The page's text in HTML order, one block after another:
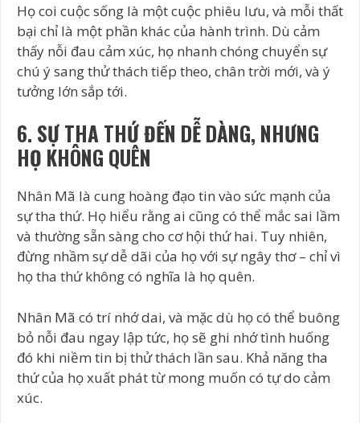
Họ coi cuộc sống là một cuộc phiêu lưu, và mỗi thất
bại chỉ là một phần khác của hành trình. Dù cảm
thấy nỗi đau cảm xúc, họ nhanh chóng chuyển sự
chú ý sang thử thách tiếp theo, chân trời mới, và ý
tưởng lớn sắp tới.
6. SỰ THA THỨ ĐẾN DỄ DÀNG, NHƯNG
HỌ KHÔNG QUÊN
Nhân Mã là cung hoàng đạo tin vào sức mạnh của
sự tha thứ. Họ hiểu rằng ai cũng có thể mắc sai lầm
và thường sẵn sàng cho cơ hội thứ hai. Tuy nhiên,
đừng nhầm sự dễ dãi của họ với sự ngây thơ – chỉ vì
họ tha thứ không có nghĩa là họ quên.
Nhân Mã có trí nhớ dai, và mặc dù họ có thể buông
bỏ nỗi đau ngay lập tức, họ sẽ ghi nhớ tình huống
đó khi niềm tin bị thử thách lần sau. Khả năng tha
thứ của họ xuất phát từ mong muốn có tự do cảm
xúc.